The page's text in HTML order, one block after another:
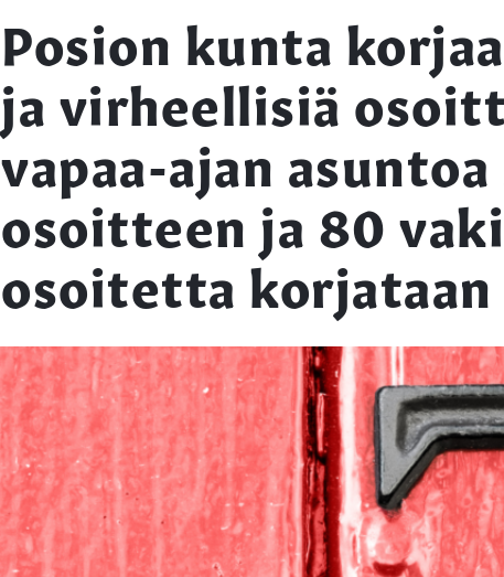
Posion kunta
ja virheellisiä
vapaa-ajan asuntoa
osoitteen ja 80
osoitetta korjataan